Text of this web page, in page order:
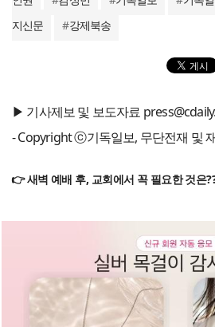
지신문
#강제북송
▶ 기사제보 및 보도자료
- Copyright ⓒ기독일보, 무단전재 및
👉 새벽 예배 후, 교회에서 꼭 필요한 것은